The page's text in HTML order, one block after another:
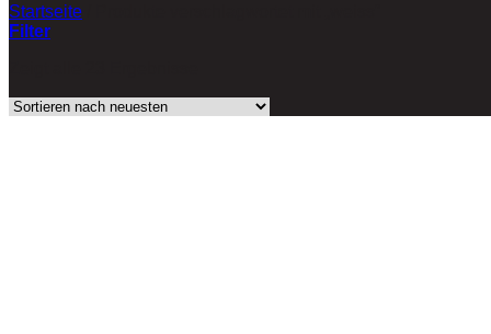
Startseite
Filter